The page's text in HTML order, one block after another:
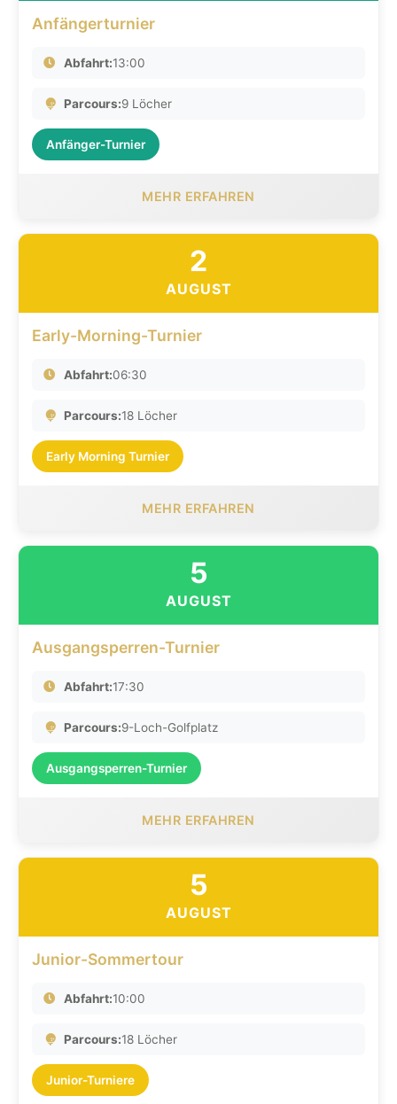
Anfängerturnier
Abfahrt:13:00
Parcours:9 Löcher
Anfänger-Turnier
MEHR ERFAHREN
2
AUGUST
Early-Morning-Turnier
Abfahrt:06:30
Parcours:18 Löcher
Early Morning Turnier
MEHR ERFAHREN
5
AUGUST
Ausgangsperren-Turnier
Abfahrt:17:30
Parcours:9-Loch-Golfplatz
Ausgangsperren-Turnier
MEHR ERFAHREN
5
AUGUST
Junior-Sommertour
Abfahrt:10:00
Parcours:18 Löcher
Junior-Turniere